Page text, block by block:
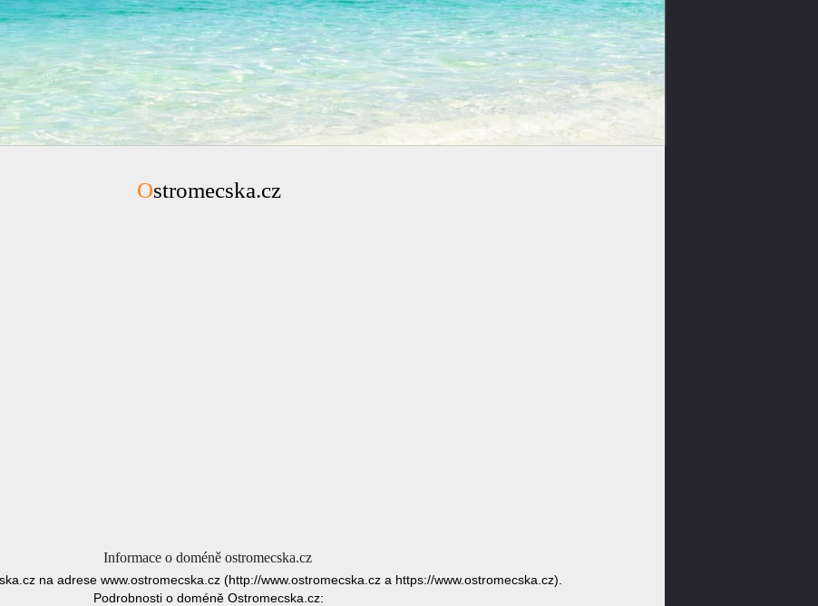
Ostromecska.cz
Informace o doméně ostromecska.cz
na adrese www.ostromecska.cz (http://www.ostromecska.cz a https://www.ostromecska.cz).
Podrobnosti o doméně Ostromecska.cz: